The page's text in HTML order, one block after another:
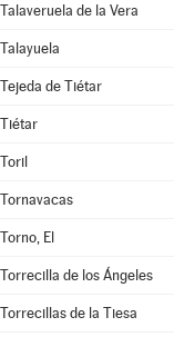
Talaveruela de la Vera
Talayuela
Tejeda de Tiétar
Tiétar
Toril
Tornavacas
Torno, El
Torrecilla de los Ángeles
Torrecillas de la Tiesa